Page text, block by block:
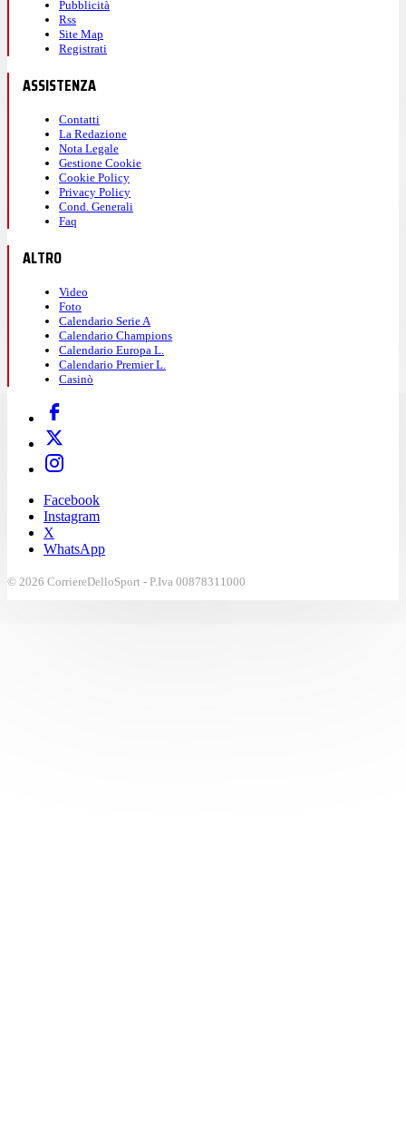
Pubblicità
Rss
Site Map
Registrati
ASSISTENZA
Contatti
La Redazione
Nota Legale
Gestione Cookie
Cookie Policy
Privacy Policy
Cond. Generali
Faq
ALTRO
Video
Foto
Calendario Serie A
Calendario Champions
Calendario Europa L.
Calendario Premier L.
Casinò
Facebook
Instagram
X
WhatsApp
© 2026 CorriereDelloSport - P.Iva 00878311000